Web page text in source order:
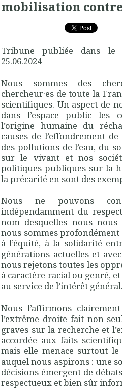
mobilisation
Tribune publiée dans le
25.06.2024
Nous sommes des
chercheur·es de toute la
scientifiques. Un aspect de
dans l’espace public les
l’origine humaine du
causes de l’effondrement
des pollutions de l’eau, du
sur le vivant et nos
politiques publiques sur la
la précarité en sont des
Nous ne pouvons
indépendamment du
nom desquelles nous
nous sommes profondément
à l’équité, à la solidarité
générations actuelles et
nous rejetons toutes les
à caractère racial ou genré,
au service de l’intérêt général.
Nous l’affirmons
l’extrême droite fait non
graves sur la recherche et
accordée aux faits
mais elle menace surtout le
auquel nous aspirons : une
décisions émergent de
respectueux et bien sûr